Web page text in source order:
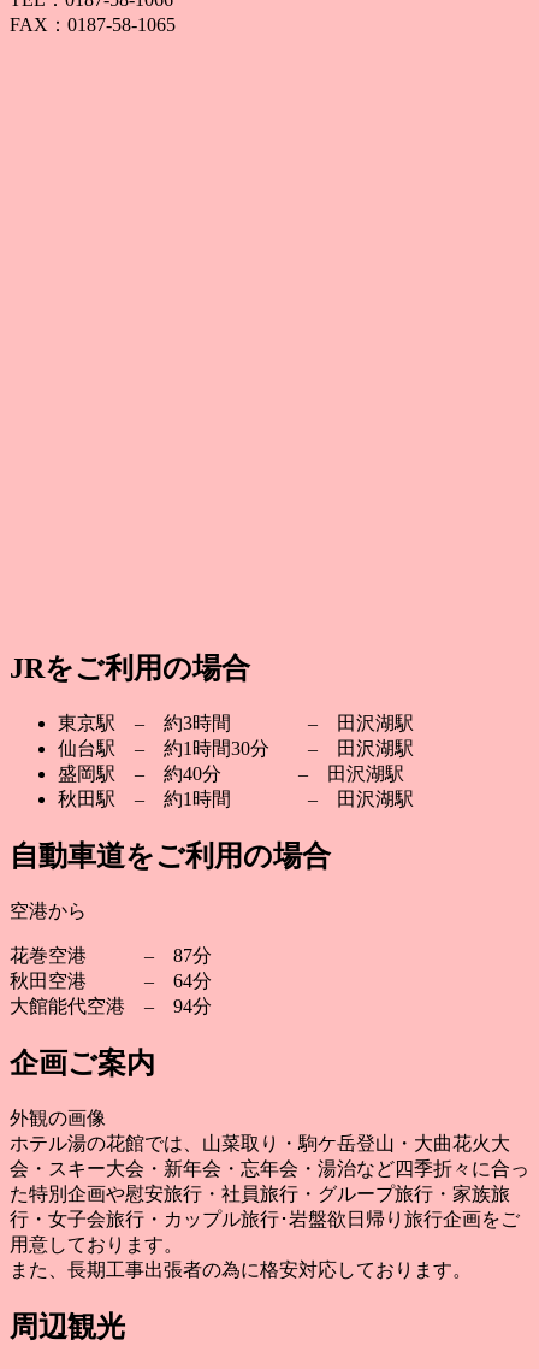
FAX：0187-58-1065
JRをご利用の場合
東京駅 – 約3時間 – 田沢湖駅
仙台駅 – 約1時間30分 – 田沢湖駅
盛岡駅 – 約40分 – 田沢湖駅
秋田駅 – 約1時間 – 田沢湖駅
自動車道をご利用の場合
空港から
花巻空港 – 87分
秋田空港 – 64分
大館能代空港 – 94分
企画ご案内
外観の画像
ホテル湯の花館では、山菜取り・駒ケ岳登山・大曲花火大
会・スキー大会・新年会・忘年会・湯治など四季折々に合っ
た特別企画や慰安旅行・社員旅行・グループ旅行・家族旅
行・女子会旅行・カップル旅行･岩盤欲日帰り旅行企画をご
用意しております。
また、長期工事出張者の為に格安対応しております。
周辺観光